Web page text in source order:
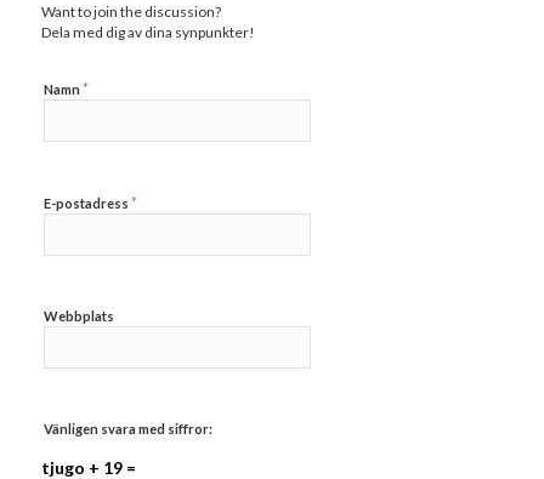
Want to join the discussion?
Dela med dig av dina synpunkter!
Namn *
E-postadress *
Webbplats
Vänligen svara med siffror:
tjugo + 19 =